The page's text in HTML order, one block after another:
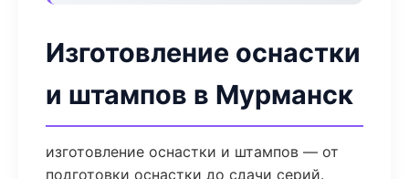
Изготовление оснастки
и штампов в Мурманск
изготовление оснастки и штампов — от
подготовки оснастки до сдачи серий.